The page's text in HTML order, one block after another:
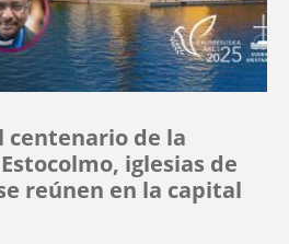
centenario de la
iglesias de
reúnen en la capital